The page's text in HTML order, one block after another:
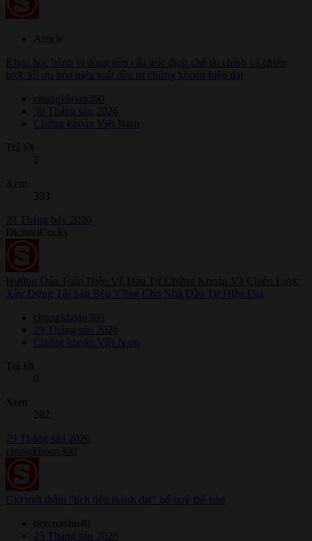
Article
Khoa học hành vi dòng tiền cấu trúc định chế tài chính và chiến
lược tối ưu hóa hiệu suất đầu tư chứng khoán hiện đại
chungkhoan360
30 Tháng sáu 2026
Chứng khoán Việt Nam
Trả lời
Xem
393
20 Tháng bảy 2026
DichaelCucky
Hướng Dẫn Toàn Diện Về Đầu Tư Chứng Khoán Và Chiến Lược
Xây Dựng Tài Sản Bền Vững Cho Nhà Đầu Tư Hiện Đại
chungkhoan360
29 Tháng sáu 2026
Chứng khoán Việt Nam
Trả lời
0
Xem
282
29 Tháng sáu 2026
chungkhoan360
Giờ mới thấm "tích tiểu thành đại" nó quý thế nào
tienmanhu40
25 Tháng sáu 2026